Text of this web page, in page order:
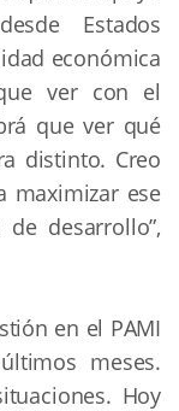
Estados
económica
ver con el
que ver qué
distinto. Creo
maximizar ese
desarrollo”,
en el PAMI
meses.
Hoy